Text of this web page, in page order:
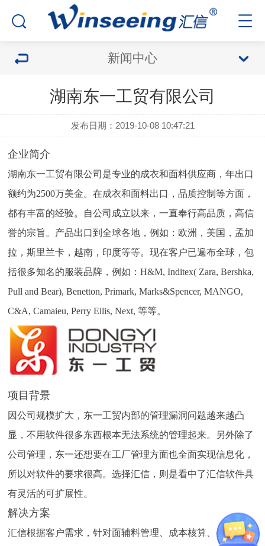
新闻中心
湖南东一工贸有限公司
发布日期：2019-10-08 10:47:21
企业简介
湖南东一工贸有限公司是专业的成衣和面料供应商，年出口
额约为2500万美金。在成衣和面料出口，品质控制等方面，
都有丰富的经验。自公司成立以来，一直奉行高品质，高信
誉的宗旨。产品出口到全球各地，例如：欧洲，美国，孟加
拉，斯里兰卡，越南，印度等等。现在客户已遍布全球，包
括很多知名的服装品牌，例如：H&M, Inditex( Zara, Bershka,
Pull and Bear), Benetton, Primark, Marks&Spencer, MANGO,
C&A, Camaieu, Perry Ellis, Next, 等等。
项目背景
因公司规模扩大，东一工贸内部的管理漏洞问题越来越凸
显，不用软件很多东西根本无法系统的管理起来。另外除了
公司管理，东一还想要在工厂管理方面也全面实现信息化，
所以对软件的要求很高。选择汇信，则是看中了汇信软件具
有灵活的可扩展性。
解决方案
汇信根据客户需求，针对面辅料管理、成本核算、公司内部